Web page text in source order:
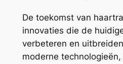
De toekomst van
innovaties die de
verbeteren en
moderne